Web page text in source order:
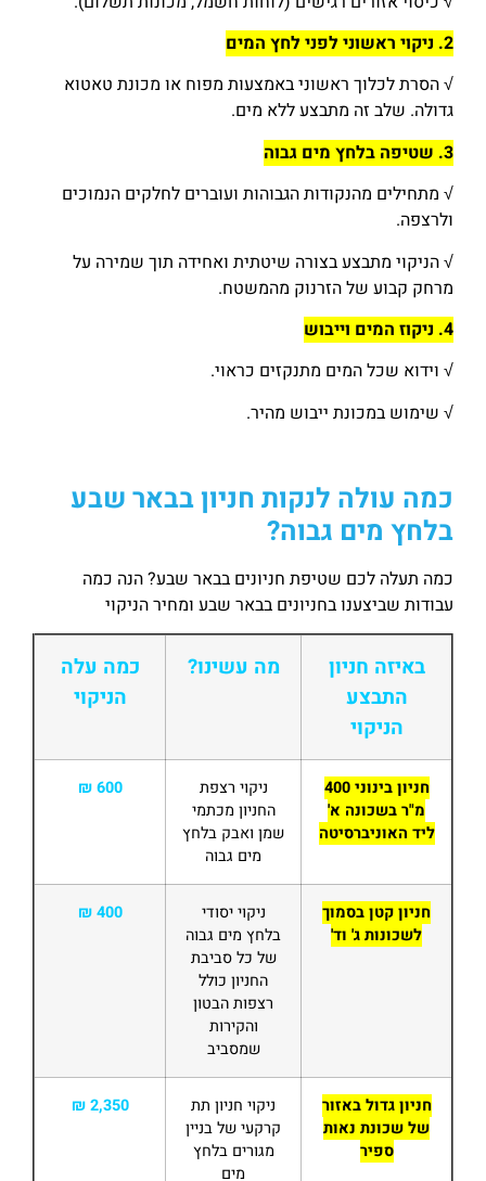
2. ניקוי ראשוני לפני לחץ המים
√ הסרת לכלוך ראשוני באמצעות מפוח או מכונת טאטוא
גדולה. שלב זה מתבצע ללא מים.
3. שטיפה בלחץ מים גבוה
√ מתחילים מהנקודות הגבוהות ועוברים לחלקים הנמוכים
ולרצפה.
√ הניקוי מתבצע בצורה שיטתית ואחידה תוך שמירה על
מרחק קבוע של הזרנוק מהמשטח.
4. ניקוז המים וייבוש
√ וידוא שכל המים מתנקזים כראוי.
√ שימוש במכונת ייבוש מהיר.
כמה עולה לנקות חניון בבאר שבע
בלחץ מים גבוה?
כמה תעלה לכם שטיפת חניונים בבאר שבע? הנה כמה
עבודות שביצענו בחניונים בבאר שבע ומחיר הניקוי
באיזה חניון
התבצע
הניקוי
מה עשינו?
כמה עלה
הניקוי
חניון בינוני 400
מ"ר בשכונה א'
ליד האוניברסיטה
ניקוי רצפת
החניון מכתמי
שמן ואבק בלחץ
מים גבוה
600 ₪
חניון קטן בסמוך
לשכונות ג' וד'
ניקוי יסודי
בלחץ מים גבוה
של כל סביבת
החניון כולל
רצפות הבטון
והקירות
שמסביב
400 ₪
חניון גדול באזור
של שכונת נאות
ספיר
ניקוי חניון תת
קרקעי של בניין
מגורים בלחץ
מים
2,350 ₪